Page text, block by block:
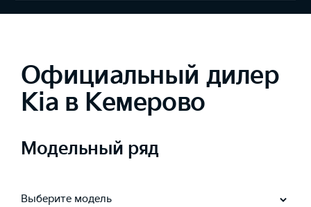
Официальный дилер
Kia в Кемерово
Модельный ряд
Выберите модель